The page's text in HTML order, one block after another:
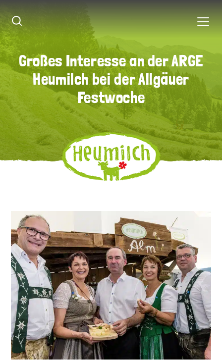
Großes Interesse an der ARGE
Heumilch bei der Allgäuer
Festwoche
Großes Interesse an der ARGE
Heumilch bei der Allgäuer
Festwoche